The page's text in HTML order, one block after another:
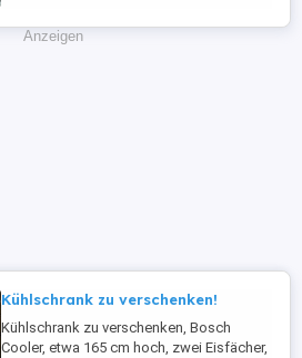
Anzeigen
Kühlschrank zu verschenken!
Kühlschrank zu verschenken, Bosch
Cooler, etwa 165 cm hoch, zwei Eisfächer,